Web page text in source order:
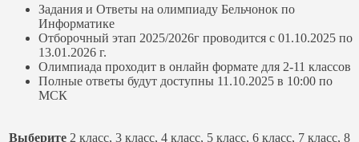
Задания и Ответы на олимпиаду Бельчонок по
Информатике
Отборочный этап 2025/2026г проводится с 01.10.2025 по
13.01.2026 г.
Олимпиада проходит в онлайн формате для 2-11 классов
Полные ответы будут доступны 11.10.2025 в 10:00 по
МСК
Выберите 2 класс, 3 класс, 4 класс, 5 класс, 6 класс, 7 класс, 8